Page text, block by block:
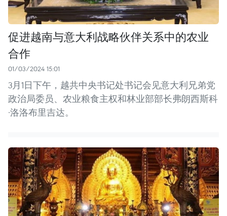
促进越南与意大利战略伙伴关系中的农业
合作
01/03/2024 15:01
3月1日下午，越共中央书记处书记会见意大利兄弟党
政治局委员、农业粮食主权和林业部部长弗朗西斯科
·洛洛布里吉达。